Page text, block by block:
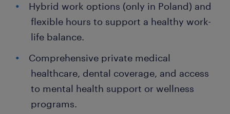
Hybrid work options (only in Poland) and
flexible hours to support a healthy work-
life balance.
Comprehensive private medical
healthcare, dental coverage, and access
to mental health support or wellness
programs.